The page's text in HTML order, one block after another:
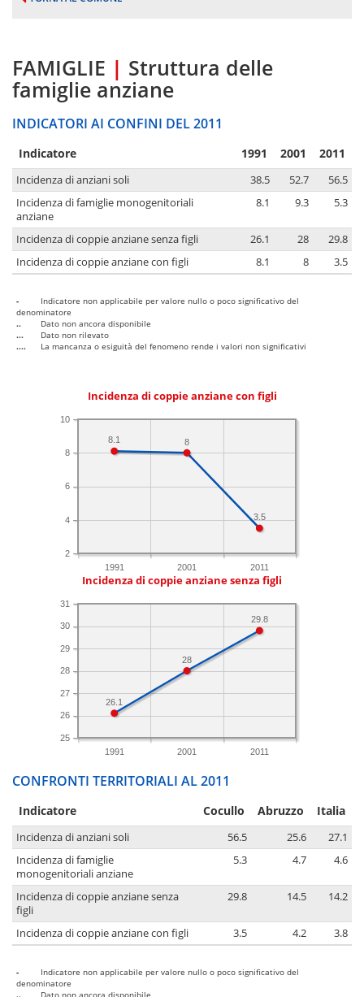
FAMIGLIE | Struttura delle
famiglie anziane
INDICATORI AI CONFINI DEL 2011
Indicatore 1991 2001 2011
Incidenza di anziani soli 38.5 52.7
56.5
Incidenza di famiglie monogenitoriali
anziane
8.1 9.3 5.3
Incidenza di coppie anziane senza figli 26.1 28
29.8
Incidenza di coppie anziane con figli
8.1 8 3.5
-
Indicatore non applicabile per valore nullo o poco significativo del
denominatore
..
Dato non ancora disponibile
...
Dato non rilevato
....
La mancanza o esiguità del fenomeno rende i valori non significativi
Incidenza di coppie anziane con figli
1991 2001 2011
2
4
6
8
10
3.5
8
8.1
Incidenza di coppie anziane senza figli
1991 2001 2011
25
26
27
28
29
30
31
29.8
28
26.1
CONFRONTI TERRITORIALI AL 2011
Indicatore Cocullo Abruzzo Italia
Incidenza di anziani soli 56.5 25.6
27.1
Incidenza di famiglie
monogenitoriali anziane
5.3 4.7 4.6
Incidenza di coppie anziane senza
figli
29.8 14.5 14.2
Incidenza di coppie anziane con figli 3.5 4.2 3.8
-
Indicatore non applicabile per valore nullo o poco significativo del
denominatore